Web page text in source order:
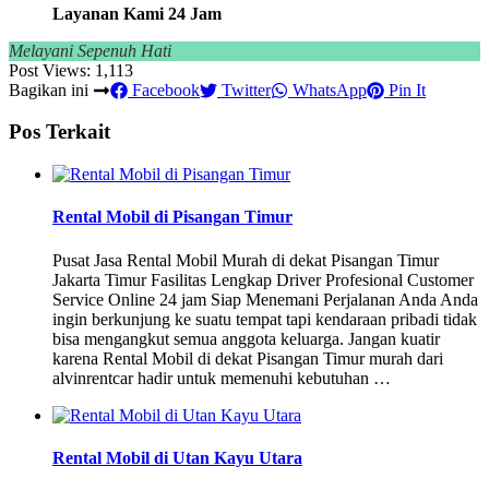
Layanan Kami 24 Jam
Melayani Sepenuh Hati
Post Views: 1,113
Bagikan ini
Facebook Twitter WhatsApp Pin It
Pos Terkait
Rental Mobil di Pisangan Timur
Pusat Jasa Rental Mobil Murah di dekat Pisangan Timur
Jakarta Timur Fasilitas Lengkap Driver Profesional Customer
Service Online 24 jam Siap Menemani Perjalanan Anda Anda
ingin berkunjung ke suatu tempat tapi kendaraan pribadi tidak
bisa mengangkut semua anggota keluarga. Jangan kuatir
karena Rental Mobil di dekat Pisangan Timur murah dari
alvinrentcar hadir untuk memenuhi kebutuhan …
Rental Mobil di Utan Kayu Utara